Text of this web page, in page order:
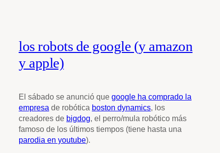
los robots de google (y amazon
y apple)
El sábado se anunció que google ha comprado la
empresa de robótica boston dynamics, los
creadores de bigdog, el perro/mula robótico más
famoso de los últimos tiempos (tiene hasta una
parodia en youtube).